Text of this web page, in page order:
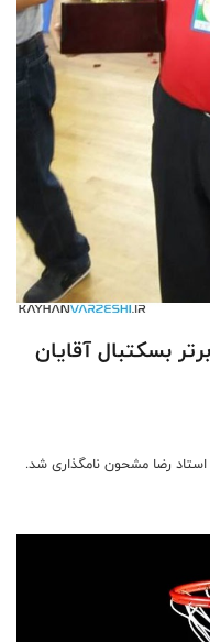
بسکتبال آقایان
استاد رضا مشحون نامگذاری شد.